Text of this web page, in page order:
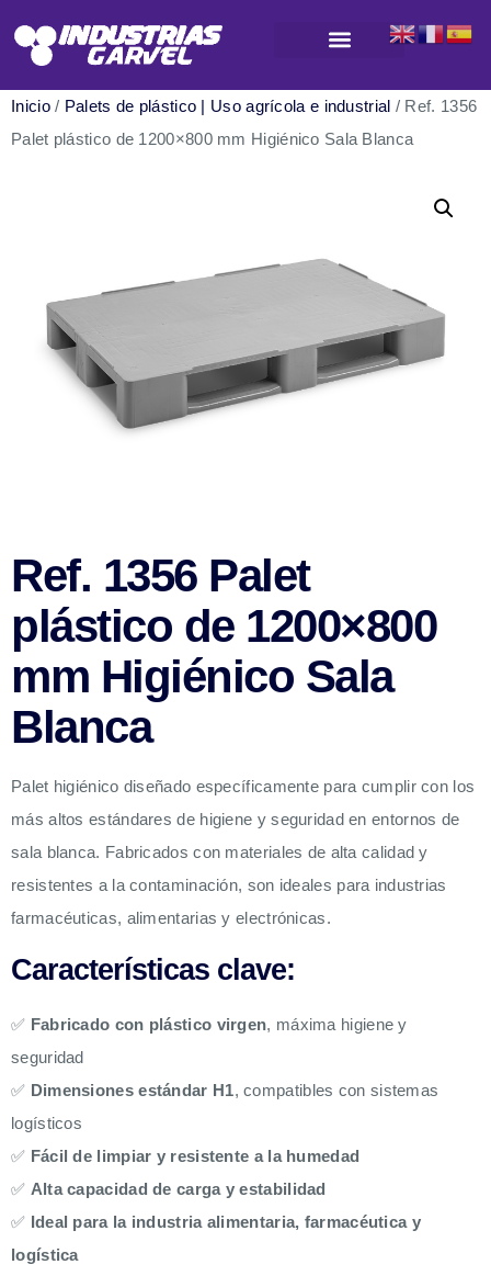
Inicio/ Palets de plástico | Uso agrícola e industrial / Ref. 1356
Palet plástico de 1200×800 mm Higiénico Sala Blanca
Ref. 1356 Palet
plástico de 1200×800
mm Higiénico Sala
Blanca
Palet higiénico diseñado específicamente para cumplir con los
más altos estándares de higiene y seguridad en entornos de
sala blanca. Fabricados con materiales de alta calidad y
resistentes a la contaminación, son ideales para industrias
farmacéuticas, alimentarias y electrónicas.
Características clave:
✅ Fabricado con plástico virgen, máxima higiene y
seguridad
✅ Dimensiones estándar H1, compatibles con sistemas
logísticos
✅ Fácil de limpiar y resistente a la humedad
✅ Alta capacidad de carga y estabilidad
✅ Ideal para la industria alimentaria, farmacéutica y
logística